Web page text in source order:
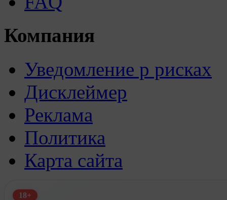
Компания
Уведомление р рисках
Дисклеймер
Реклама
Политика
Карта сайта
18+